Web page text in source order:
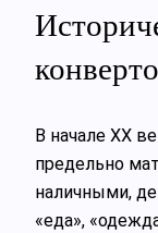
В начале XX
предельно
наличными,
«еда»,